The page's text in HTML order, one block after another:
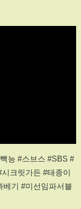
능 #스브스 #SBS #
크릿가든 #태종이
베기 #미선임파서블